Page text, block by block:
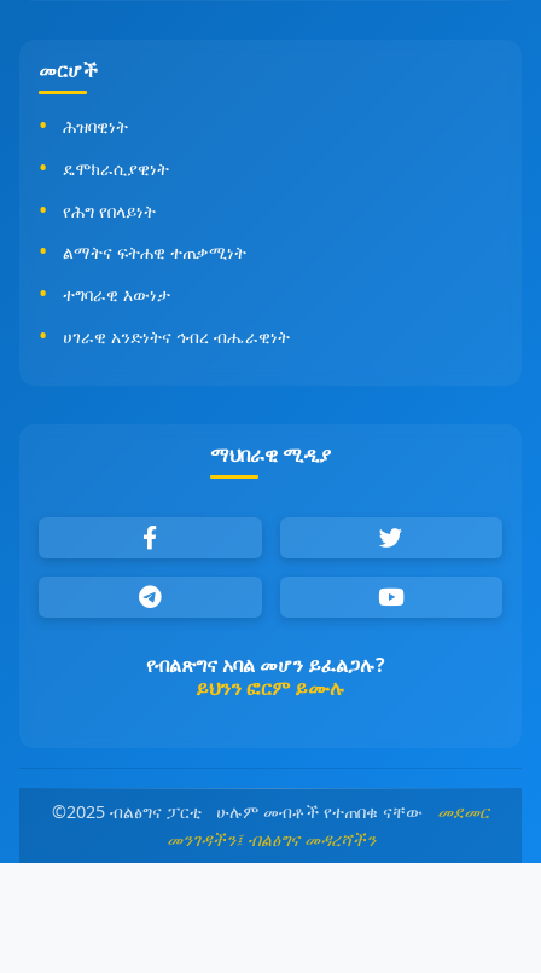
መርሆች
ሕዝባዊነት
ዴሞክራሲያዊነት
የሕግ የበላይነት
ልማትና ፍትሐዊ ተጠቃሚነት
ተግባራዊ እውነታ
ሀገራዊ አንድነትና ኅብረ ብሔራዊነት
ማህበራዊ ሚዲያ
የብልጽግና አባል መሆን ይፈልጋሉ?
ይህንን ፎርም ይሙሉ
©2025 ብልፅግና ፓርቲ ሁሉም መብቶች የተጠበቁ ናቸው መደመር
መንገዳችን፤ ብልፅግና መዳረሻችን